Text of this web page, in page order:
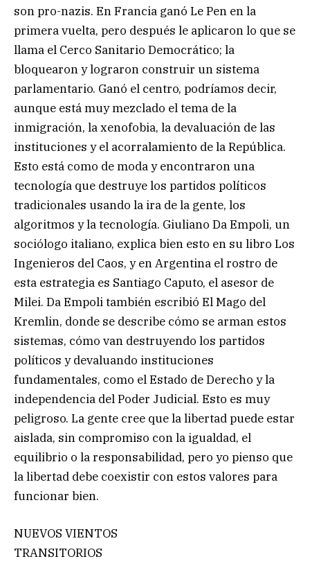
son pro-nazis. En Francia ganó Le Pen en la
primera vuelta, pero después le aplicaron lo que se
llama el Cerco Sanitario Democrático; la
bloquearon y lograron construir un sistema
parlamentario. Ganó el centro, podríamos decir,
aunque está muy mezclado el tema de la
inmigración, la xenofobia, la devaluación de las
instituciones y el acorralamiento de la República.
Esto está como de moda y encontraron una
tecnología que destruye los partidos políticos
tradicionales usando la ira de la gente, los
algoritmos y la tecnología. Giuliano Da Empoli, un
sociólogo italiano, explica bien esto en su libro Los
Ingenieros del Caos, y en Argentina el rostro de
esta estrategia es Santiago Caputo, el asesor de
Milei. Da Empoli también escribió El Mago del
Kremlin, donde se describe cómo se arman estos
sistemas, cómo van destruyendo los partidos
políticos y devaluando instituciones
fundamentales, como el Estado de Derecho y la
independencia del Poder Judicial. Esto es muy
peligroso. La gente cree que la libertad puede estar
aislada, sin compromiso con la igualdad, el
equilibrio o la responsabilidad, pero yo pienso que
la libertad debe coexistir con estos valores para
funcionar bien.
NUEVOS VIENTOS
TRANSITORIOS